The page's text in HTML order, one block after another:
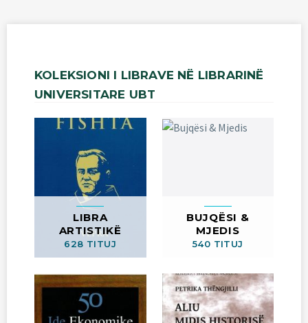
KOLEKSIONI I LIBRAVE NË LIBRARINË
UNIVERSITARE UBT
LIBRA
ARTISTIKË
628 TITUJ
BUJQËSI &
MJEDIS
540 TITUJ